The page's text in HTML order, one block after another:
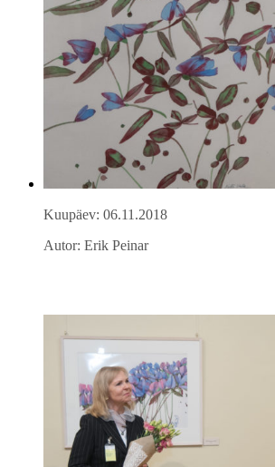
Kuupäev: 06.11.2018
Autor: Erik Peinar